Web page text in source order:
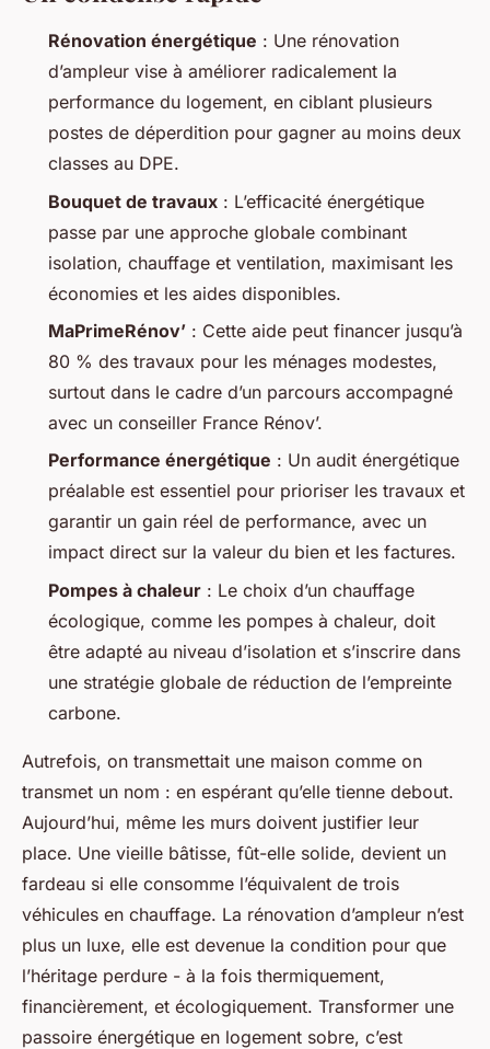
Rénovation énergétique : Une rénovation
d’ampleur vise à améliorer radicalement la
performance du logement, en ciblant plusieurs
postes de déperdition pour gagner au moins deux
classes au DPE.
Bouquet de travaux : L’efficacité énergétique
passe par une approche globale combinant
isolation, chauffage et ventilation, maximisant les
économies et les aides disponibles.
MaPrimeRénov’ : Cette aide peut financer jusqu’à
80 % des travaux pour les ménages modestes,
surtout dans le cadre d’un parcours accompagné
avec un conseiller France Rénov’.
Performance énergétique : Un audit énergétique
préalable est essentiel pour prioriser les travaux et
garantir un gain réel de performance, avec un
impact direct sur la valeur du bien et les factures.
Pompes à chaleur : Le choix d’un chauffage
écologique, comme les pompes à chaleur, doit
être adapté au niveau d’isolation et s’inscrire dans
une stratégie globale de réduction de l’empreinte
carbone.
Autrefois, on transmettait une maison comme on
transmet un nom : en espérant qu’elle tienne debout.
Aujourd’hui, même les murs doivent justifier leur
place. Une vieille bâtisse, fût-elle solide, devient un
fardeau si elle consomme l’équivalent de trois
véhicules en chauffage. La rénovation d’ampleur n’est
plus un luxe, elle est devenue la condition pour que
l’héritage perdure - à la fois thermiquement,
financièrement, et écologiquement. Transformer une
passoire énergétique en logement sobre, c’est